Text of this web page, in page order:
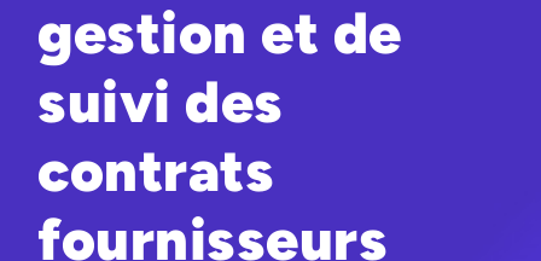
gestion et de
suivi des
contrats
fournisseurs